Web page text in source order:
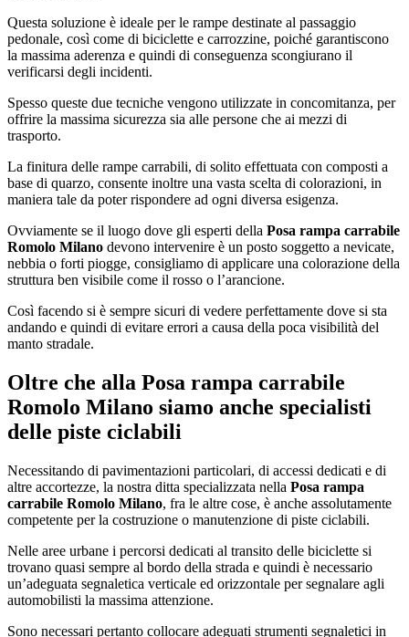
Questa soluzione è ideale per le rampe destinate al passaggio
pedonale, così come di biciclette e carrozzine, poiché garantiscono
la massima aderenza e quindi di conseguenza scongiurano il
verificarsi degli incidenti.
Spesso queste due tecniche vengono utilizzate in concomitanza, per
offrire la massima sicurezza sia alle persone che ai mezzi di
trasporto.
La finitura delle rampe carrabili, di solito effettuata con composti a
base di quarzo, consente inoltre una vasta scelta di colorazioni, in
maniera tale da poter rispondere ad ogni diversa esigenza.
Ovviamente se il luogo dove gli esperti della Posa rampa carrabile
Romolo Milano devono intervenire è un posto soggetto a nevicate,
nebbia o forti piogge, consigliamo di applicare una colorazione della
struttura ben visibile come il rosso o l’arancione.
Così facendo si è sempre sicuri di vedere perfettamente dove si sta
andando e quindi di evitare errori a causa della poca visibilità del
manto stradale.
Oltre che alla Posa rampa carrabile
Romolo Milano siamo anche specialisti
delle piste ciclabili
Necessitando di pavimentazioni particolari, di accessi dedicati e di
altre accortezze, la nostra ditta specializzata nella Posa rampa
carrabile Romolo Milano, fra le altre cose, è anche assolutamente
competente per la costruzione o manutenzione di piste ciclabili.
Nelle aree urbane i percorsi dedicati al transito delle biciclette si
trovano quasi sempre al bordo della strada e quindi è necessario
un’adeguata segnaletica verticale ed orizzontale per segnalare agli
automobilisti la massima attenzione.
Sono necessari pertanto collocare adeguati strumenti segnaletici in